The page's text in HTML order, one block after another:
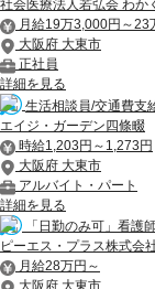
社会医療法人若弘会 わか
月給19万3,000円～23
大阪府 大東市
正社員
詳細を見る
生活相談員/交通費支
エイジ・ガーデン四條畷
時給1,203円～1,273円
大阪府 大東市
アルバイト・パート
詳細を見る
「日勤のみ可」看護
ピーエス・プラス株式会
月給28万円～